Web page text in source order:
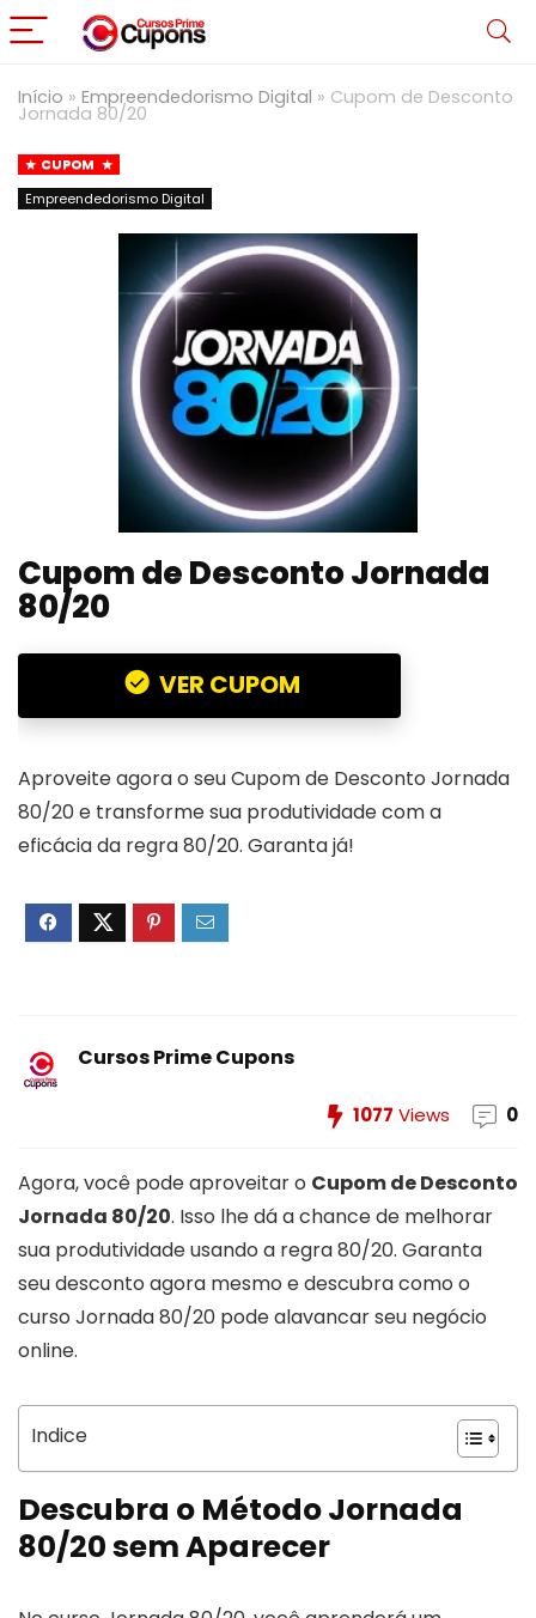
Início » Empreendedorismo Digital » Cupom de Desconto
Jornada 80/20
CUPOM
Empreendedorismo Digital
Cupom de Desconto Jornada
80/20
VER CUPOM
Aproveite agora o seu Cupom de Desconto Jornada
80/20 e transforme sua produtividade com a
eficácia da regra 80/20. Garanta já!
Cursos Prime Cupons
1077 Views 0
Agora, você pode aproveitar o Cupom de Desconto
Jornada 80/20. Isso lhe dá a chance de melhorar
sua produtividade usando a regra 80/20. Garanta
seu desconto agora mesmo e descubra como o
curso Jornada 80/20 pode alavancar seu negócio
online.
Indice
Descubra o Método Jornada
80/20 sem Aparecer